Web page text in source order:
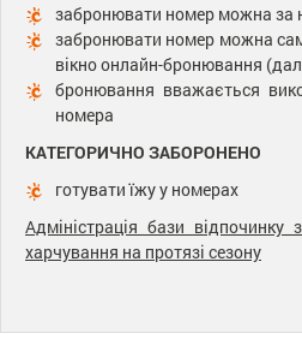
забронювати номер можна за
забронювати номер можна
вікно онлайн-бронювання
бронювання вважається
номера
КАТЕГОРИЧНО ЗАБОРОНЕНО
готувати їжу у номерах
Адміністрація бази
харчування на протязі сезону